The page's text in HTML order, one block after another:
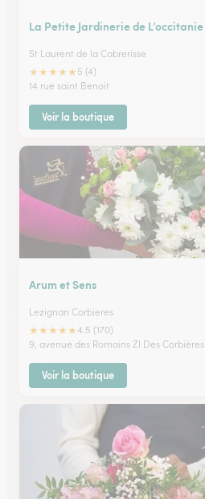
La Petite Jardinerie de L’occitanie
St Laurent de la Cabrerisse
★★★★★ 5 (4)
14 rue saint Benoit
Voir la boutique
Arum et Sens
Lezignan Corbieres
★★★★★4.5 (170)
9, avenue des Romains ZI Des Corbières
Voir la boutique